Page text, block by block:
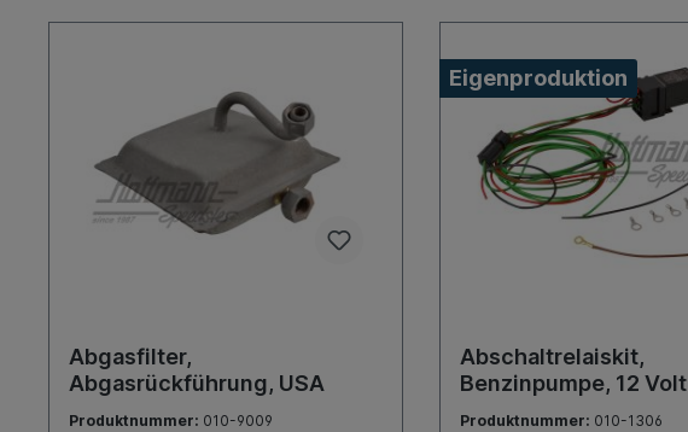
Abgasfilter,
Abgasrückführung, USA
Produktnummer: 010-9009
Eigenproduktion
Abschaltrelaiskit,
Benzinpumpe, 12 Volt
Produktnummer: 010-1306